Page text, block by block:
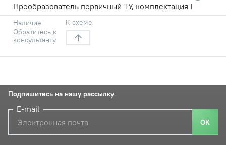
Преобразователь первичный ТУ, комплектация I
Наличие
Обратитесь к
консультанту
К схеме
Подпишитесь на нашу рассылку
E-mail
ОК